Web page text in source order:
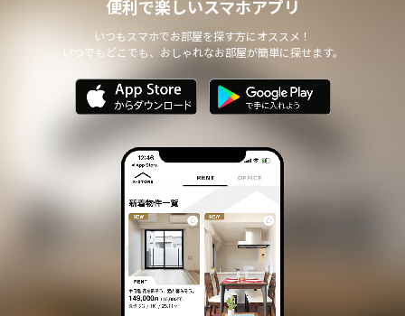
便利で楽しいスマホアプリ
いつもスマホでお部屋を探す方にオススメ！
いつでもどこでも、おしゃれなお部屋が簡単に探せます。